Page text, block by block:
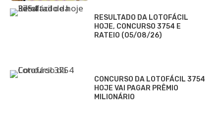
RESULTADO DA LOTOFÁCIL
HOJE, CONCURSO 3754 E
RATEIO (05/08/26)
CONCURSO DA LOTOFÁCIL 3754
HOJE VAI PAGAR PRÊMIO
MILIONÁRIO